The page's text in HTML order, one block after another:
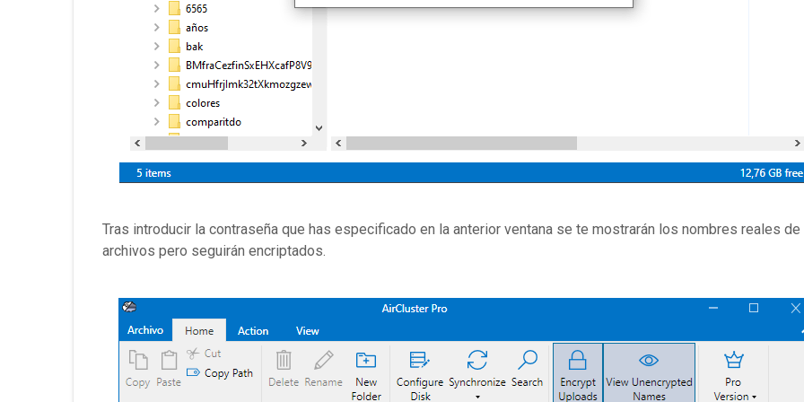
Tras introducir la contraseña que has especificado en la anterior ventana se te mostrarán los nombres reales
archivos pero seguirán encriptados.